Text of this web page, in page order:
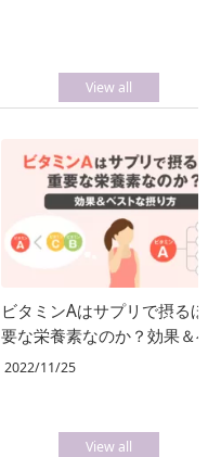
View all
ビタミンAはサプリで摂る
要な栄養素なのか？効果＆
な摂り方
2022/11/25
View all